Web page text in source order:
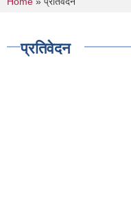
You are here
प्रतिवेदन